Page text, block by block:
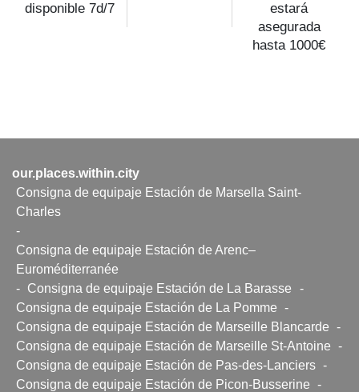
disponible 7d/7
estará
asegurada
hasta 1000€
our.places.within.city
Consigna de equipaje Estación de Marsella Saint-
Charles
-
Consigna de equipaje Estación de Arenc–
Euroméditerranée
-
Consigna de equipaje Estación de La Barasse
-
Consigna de equipaje Estación de La Pomme
-
Consigna de equipaje Estación de Marseille Blancarde
-
Consigna de equipaje Estación de Marseille St-Antoine
-
Consigna de equipaje Estación de Pas-des-Lanciers -
Consigna de equipaje Estación de Picon-Busserine
-